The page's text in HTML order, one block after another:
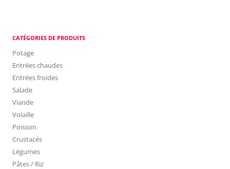
CATÉGORIES DE PRODUITS
Potage
Entrées chaudes
Entrées froides
Salade
Viande
Volaille
Poisson
Crustacés
Légumes
Pâtes / Riz